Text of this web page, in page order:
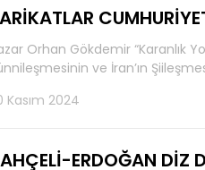
Orhan Gökdemir “Karanlık
ve İran’ın
Kasım 2024
ERDOĞAN DİZ